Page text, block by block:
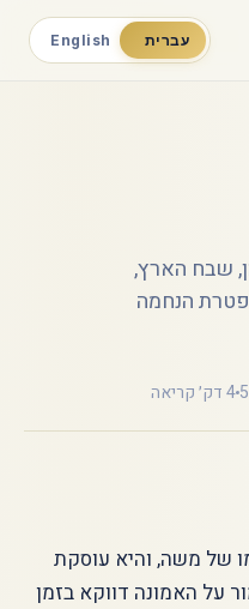
עברית English
שבח הארץ,
הנחמה
4 דק׳ קריאה
של משה, והיא עוסקת
על האמונה דווקא בזמן